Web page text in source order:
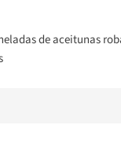
de aceitunas